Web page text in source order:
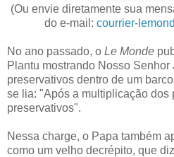
(Ou envie diretamente sua
do e-mail: courrier-
No ano passado, o Le Monde
Plantu mostrando Nosso
preservativos dentro de um
se lia: "Após a multiplicação dos
preservativos".
Nessa charge, o Papa também
como um velho decrépito, que